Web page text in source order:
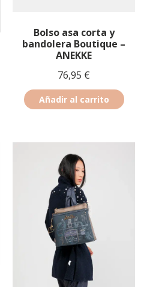
Bolso asa corta y
bandolera Boutique –
ANEKKE
76,95 €
Añadir al carrito